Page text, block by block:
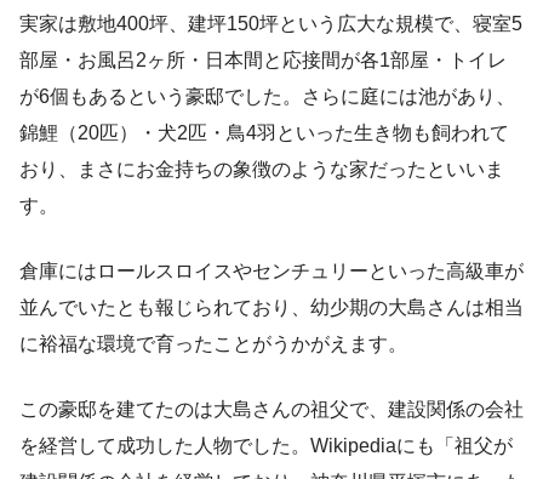
実家は敷地400坪、建坪150坪という広大な規模で、寝室5
部屋・お風呂2ヶ所・日本間と応接間が各1部屋・トイレ
が6個もあるという豪邸でした。さらに庭には池があり、
錦鯉（20匹）・犬2匹・鳥4羽といった生き物も飼われて
おり、まさにお金持ちの象徴のような家だったといいま
す。
倉庫にはロールスロイスやセンチュリーといった高級車が
並んでいたとも報じられており、幼少期の大島さんは相当
に裕福な環境で育ったことがうかがえます。
この豪邸を建てたのは大島さんの祖父で、建設関係の会社
を経営して成功した人物でした。Wikipediaにも「祖父が